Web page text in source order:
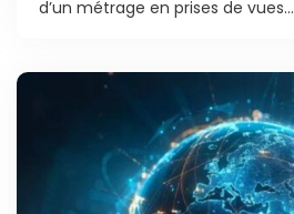
d’un métrage en prises de vues...